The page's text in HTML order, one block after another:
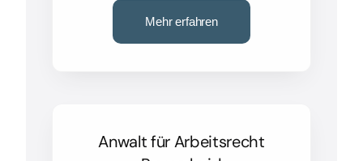
Mehr erfahren
Anwalt für Arbeitsrecht